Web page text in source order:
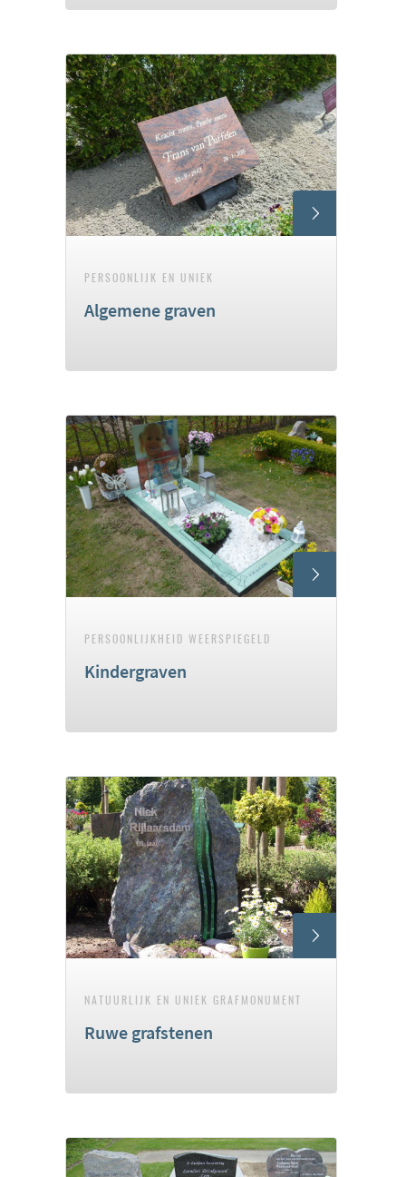
PERSOONLIJK EN UNIEK
Algemene graven
PERSOONLIJKHEID WEERSPIEGELD
Kindergraven
NATUURLIJK EN UNIEK GRAFMONUMENT
Ruwe grafstenen